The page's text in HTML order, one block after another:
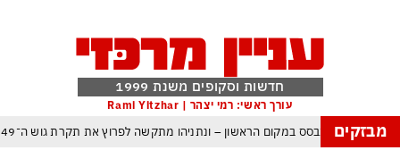
חדשות וסקופים משנת 1999
עורך ראשי: רמי יצהר | Rami Yitzhar
מבזקים
– איזנקוט מתבסס במקום הראשון – ונתניהו מתקשה לפרוץ את תקרת גוש ה־49